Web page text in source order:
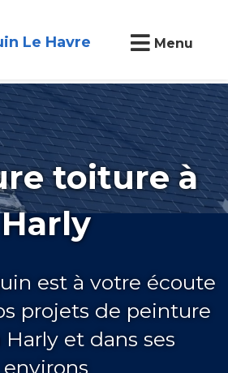
Le Havre Menu
toiture à
Harly
est à votre écoute
projets de peinture
et dans ses
environs